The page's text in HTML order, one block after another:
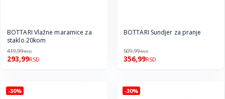
BOTTARI Vlažne maramice za
staklo 20kom
419,99RSD
293,99RSD
BOTTARI Sundjer za pranje
509,99RSD
356,99RSD
-30% -30%